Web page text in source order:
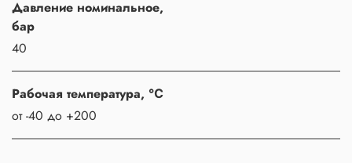
Давление номинальное,
бар
40
Рабочая температура, ℃
от -40 до +200